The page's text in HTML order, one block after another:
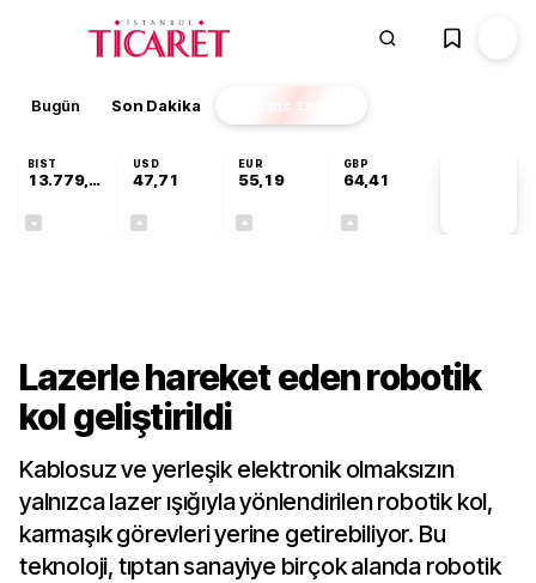
Bugün Son Dakika Finans EKSTRA
BIST
13.779,39
USD
47,71
EUR
55,19
GBP
64,41
Lazerle hareket eden robotik
kol geliştirildi
Kablosuz ve yerleşik elektronik olmaksızın
yalnızca lazer ışığıyla yönlendirilen robotik kol,
karmaşık görevleri yerine getirebiliyor. Bu
teknoloji, tıptan sanayiye birçok alanda robotik